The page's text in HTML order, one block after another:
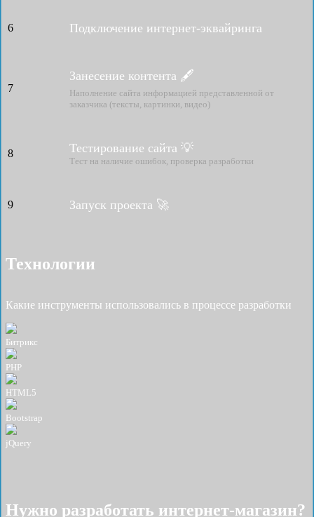
6 Подключение интернет-эквайринга
7
Занесение контента 🖋
Наполнение сайта информацией представленной от
заказчика (тексты, картинки, видео)
8 Тестирование сайта 💡
Тест на наличие ошибок, проверка разработки
9 Запуск проекта 🚀
Технологии
Какие инструменты использовались в процессе разработки
Битрикс
PHP
HTML5
Bootstrap
jQuery
Нужно разработать интернет-магазин?